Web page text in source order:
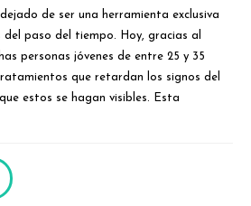
de ser una herramienta exclusiva
paso del tiempo. Hoy, gracias al
personas jóvenes de entre 25 y 35
que retardan los signos del
estos se hagan visibles. Esta